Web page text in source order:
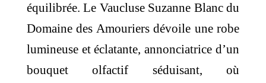
équilibrée. Le Vaucluse Suzanne Blanc du
Domaine des Amouriers dévoile une robe
lumineuse et éclatante, annonciatrice d’un
bouquet olfactif séduisant, où